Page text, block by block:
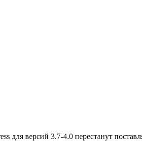
для версий 3.7-4.0 перестанут